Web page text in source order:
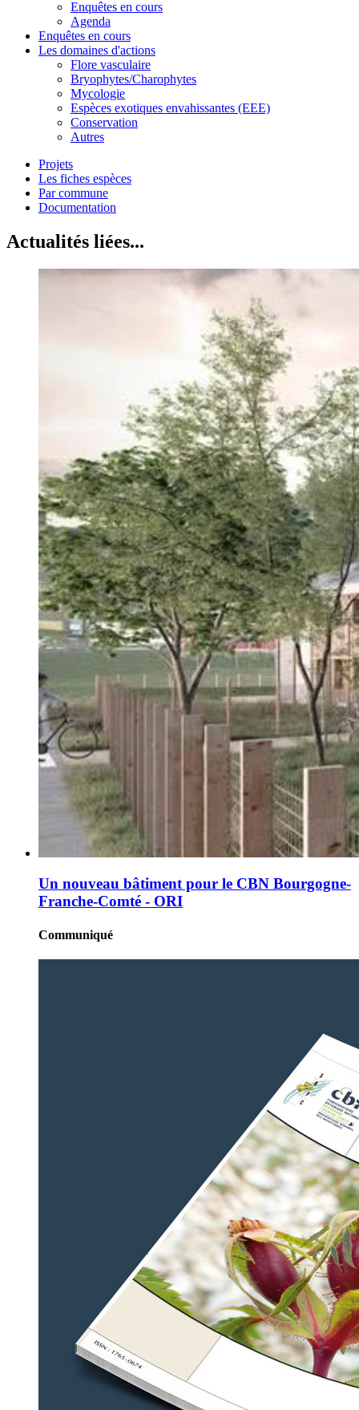
Enquêtes en cours
Agenda
Enquêtes en cours
Les domaines d'actions
Flore vasculaire
Bryophytes/Charophytes
Mycologie
Espèces exotiques envahissantes (EEE)
Conservation
Autres
Projets
Les fiches espèces
Par commune
Documentation
Actualités liées...
Un nouveau bâtiment pour le CBN Bourgogne-
Franche-Comté - ORI
Communiqué